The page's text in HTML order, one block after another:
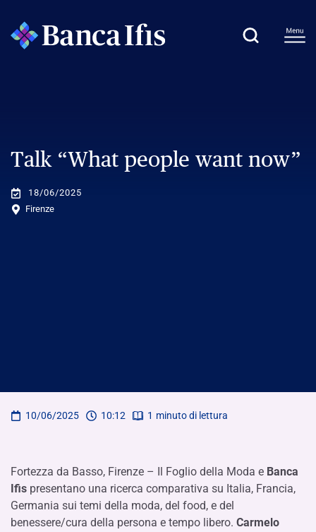
Talk “What people want now”
18/06/2025
Firenze
10/06/2025 10:12 1 minuto di lettura
Fortezza da Basso, Firenze – Il Foglio della Moda e Banca
Ifis presentano una ricerca comparativa su Italia, Francia,
Germania sui temi della moda, del food, e del
benessere/cura della persona e tempo libero. Carmelo